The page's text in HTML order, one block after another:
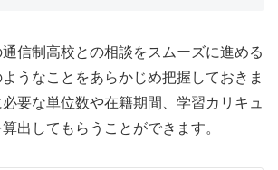
信制高校との相談をスムーズに進める
うなことをあらかじめ把握しておきま
要な単位数や在籍期間、学習カリキュ
出してもらうことができます。